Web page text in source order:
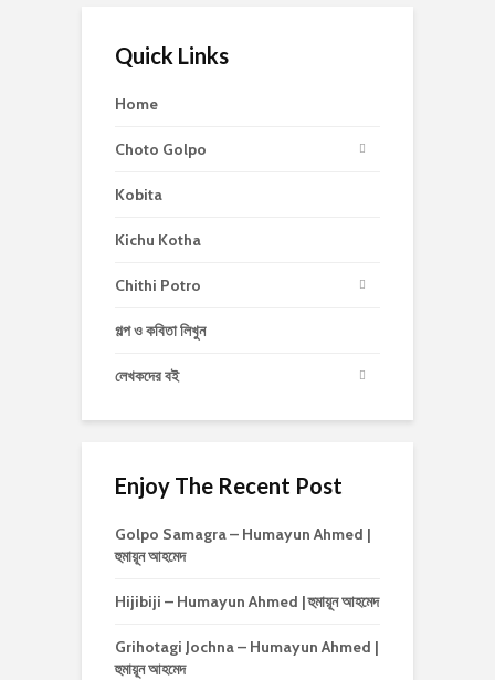
Quick Links
Home
Choto Golpo
Kobita
Kichu Kotha
Chithi Potro
গল্প ও কবিতা লিখুন
লেখকদের বই
Enjoy The Recent Post
Golpo Samagra – Humayun Ahmed |
হুমায়ূন আহমেদ
Hijibiji – Humayun Ahmed | হুমায়ূন আহমেদ
Grihotagi Jochna – Humayun Ahmed |
হুমায়ূন আহমেদ